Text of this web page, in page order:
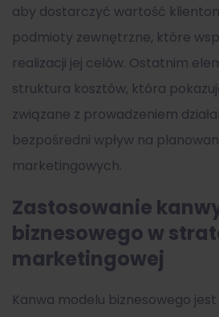
aby dostarczyć wartość
podmioty zewnętrzne, które
realizacji jej celów. Ostatnim
struktura kosztów, która
związane z prowadzeniem
bezpośredni wpływ na
marketingowych.
Zastosowanie
biznesowego w
marketingowej
Kanwa modelu biznesowego